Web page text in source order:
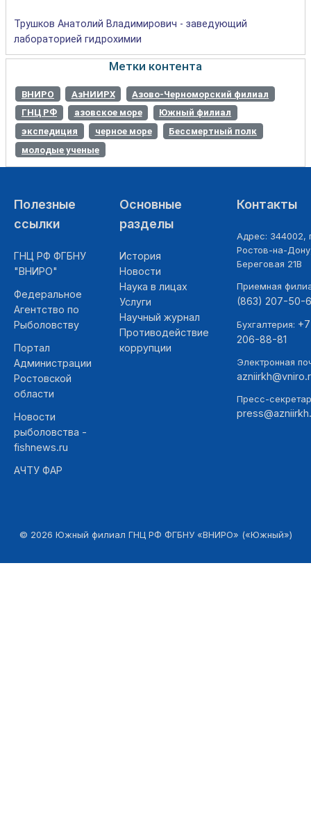
Трушков Анатолий Владимирович - заведующий
лабораторией гидрохимии
Метки контента
ВНИРО АзНИИРХ
Азово-Черноморский филиал
ГНЦ РФ
азовское море
Южный филиал
экспедиция
черное море
Бессмертный полк
молодые ученые
Полезные
ссылки
ГНЦ РФ ФГБНУ
"ВНИРО"
Федеральное
Агентство по
Рыболовству
Портал
Администрации
Ростовской
области
Новости
рыболовства -
fishnews.ru
АЧТУ ФАР
Основные
разделы
История
Новости
Наука в лицах
Услуги
Научный журнал
Противодействие
коррупции
Контакты
Адрес: 344002,
Ростов-на-
Береговая 21В
Приемная
(863) 207-50-
Бухгалтерия:
206-88-81
Электронная
Пресс-
© 2026 Южный филиал ГНЦ РФ ФГБНУ «ВНИРО» («Южный»)